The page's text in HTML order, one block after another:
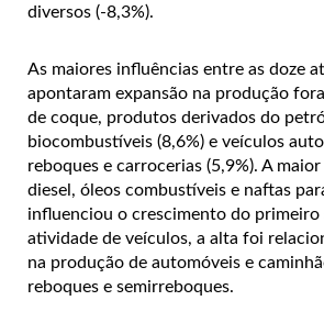
diversos (-8,3%).
As maiores influências entre as doze
apontaram expansão na produção
de coque, produtos derivados do
biocombustíveis (8,6%) e veículos
reboques e carrocerias (5,9%). A
diesel, óleos combustíveis e naftas
influenciou o crescimento do primeiro
atividade de veículos, a alta foi
na produção de automóveis e
reboques e semirreboques.